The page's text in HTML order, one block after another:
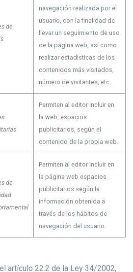
de
navegación realizada por el
usuario, con la finalidad de
llevar un seguimiento de uso
de la página web, así como
realizar estadísticas de los
contenidos más visitados,
número de visitantes, etc.
Permiten al editor incluir en
la web, espacios
publicitarios, según el
contenido de la propia web.
de
Permiten al editor incluir en
la página web espacios
publicitarios según la
información obtenida a
través de los hábitos de
navegación del usuario.
artículo 22.2 de la Ley 34/2002,